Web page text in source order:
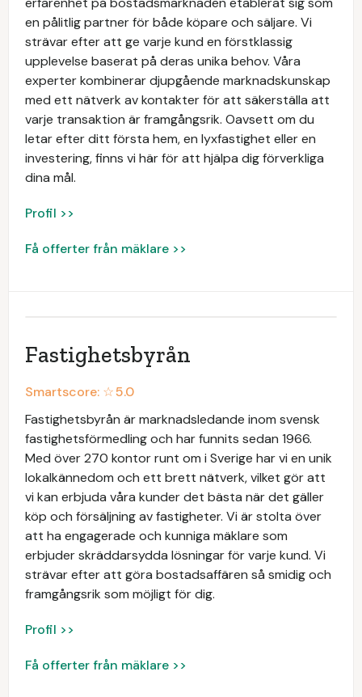
en pålitlig partner för både köpare och säljare. Vi
strävar efter att ge varje kund en förstklassig
upplevelse baserat på deras unika behov. Våra
experter kombinerar djupgående marknadskunskap
med ett nätverk av kontakter för att säkerställa att
varje transaktion är framgångsrik. Oavsett om du
letar efter ditt första hem, en lyxfastighet eller en
investering, finns vi här för att hjälpa dig förverkliga
dina mål.
Profil >>
Få offerter från mäklare >>
Fastighetsbyrån
Smartscore: ☆5.0
Fastighetsbyrån är marknadsledande inom svensk
fastighetsförmedling och har funnits sedan 1966.
Med över 270 kontor runt om i Sverige har vi en unik
lokalkännedom och ett brett nätverk, vilket gör att
vi kan erbjuda våra kunder det bästa när det gäller
köp och försäljning av fastigheter. Vi är stolta över
att ha engagerade och kunniga mäklare som
erbjuder skräddarsydda lösningar för varje kund. Vi
strävar efter att göra bostadsaffären så smidig och
framgångsrik som möjligt för dig.
Profil >>
Få offerter från mäklare >>